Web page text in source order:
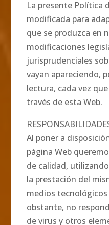
La presente Política
modificada para
que se produzca en
modificaciones
jurisprudenciales
vayan apareciendo,
lectura, cada vez
través de esta Web.
Al poner a
página Web
de calidad,
la prestación del
medios
obstante, no
de virus y otros